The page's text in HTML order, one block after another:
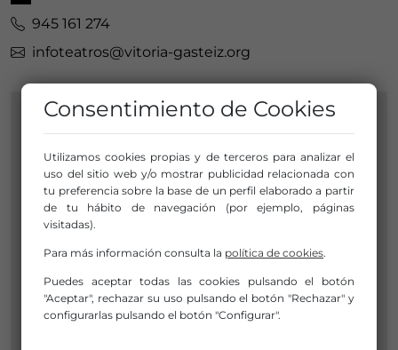
945 161 274
infoteatros@vitoria-gasteiz.org
SOCIO DE LA RED
TEATRO JESÚS IBÁÑEZ
DE MATAUCO
Alberto Schommer, 10
01006 Gasteiz
Álava / Araba
Consentimiento de Cookies
Utilizamos cookies propias y de terceros para analizar el
uso del sitio web y/o mostrar publicidad relacionada con
tu preferencia sobre la base de un perfil elaborado a partir
de tu hábito de navegación (por ejemplo, páginas
visitadas).
Para más información consulta la política de cookies.
Puedes aceptar todas las cookies pulsando el botón
"Aceptar", rechazar su uso pulsando el botón "Rechazar" y
configurarlas pulsando el botón "Configurar".